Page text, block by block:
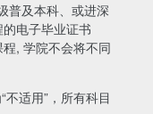
普及本科、或进深
电子毕业证书
程, 学院不会将不同
适用”，所有科目